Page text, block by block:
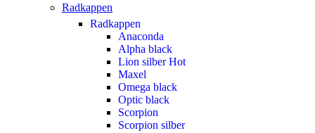
Radkappen
Radkappen
Anaconda
Alpha black
Lion silberHot
Maxel
Omega black
Optic black
Scorpion
Scorpion silber